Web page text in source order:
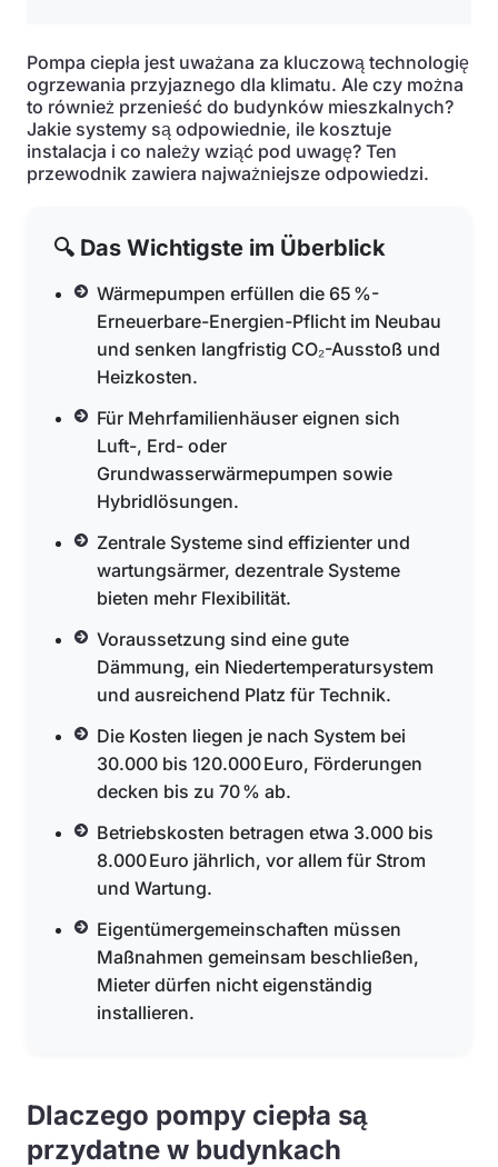
Pompa ciepła jest uważana za kluczową technologię
ogrzewania przyjaznego dla klimatu. Ale czy można
to również przenieść do budynków mieszkalnych?
Jakie systemy są odpowiednie, ile kosztuje
instalacja i co należy wziąć pod uwagę? Ten
przewodnik zawiera najważniejsze odpowiedzi.
🔍 Das Wichtigste im Überblick
Wärmepumpen erfüllen die 65 %-
Erneuerbare-Energien-Pflicht im Neubau
und senken langfristig CO₂-Ausstoß und
Heizkosten.
Für Mehrfamilienhäuser eignen sich
Luft-, Erd- oder
Grundwasserwärmepumpen sowie
Hybridlösungen.
Zentrale Systeme sind effizienter und
wartungsärmer, dezentrale Systeme
bieten mehr Flexibilität.
Voraussetzung sind eine gute
Dämmung, ein Niedertemperatursystem
und ausreichend Platz für Technik.
Die Kosten liegen je nach System bei
30.000 bis 120.000 Euro, Förderungen
decken bis zu 70 % ab.
Betriebskosten betragen etwa 3.000 bis
8.000 Euro jährlich, vor allem für Strom
und Wartung.
Eigentümergemeinschaften müssen
Maßnahmen gemeinsam beschließen,
Mieter dürfen nicht eigenständig
installieren.
Dlaczego pompy ciepła są
przydatne w budynkach